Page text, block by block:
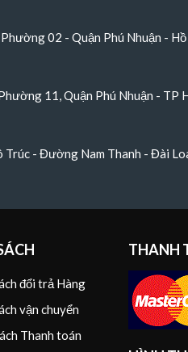
02 - Quận Phú Nhuận -
11, Quận Phú Nhuận - TP
Trúc - Đường Nam Thanh - Đài
đổi trả Hàng
vận chuyển
Thanh toán
THANH